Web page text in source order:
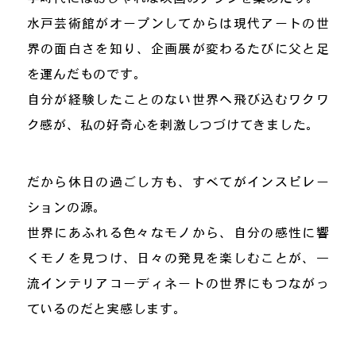
水戸芸術館がオープンしてからは現代アートの世
界の面白さを知り、企画展が変わるたびに父と足
を運んだものです。
自分が経験したことのない世界へ飛び込むワクワ
ク感が、私の好奇心を刺激しつづけてきました。
だから休日の過ごし方も、すべてがインスピレー
ションの源。
世界にあふれる色々なモノから、自分の感性に響
くモノを見つけ、日々の発見を楽しむことが、一
流インテリアコーディネートの世界にもつながっ
ているのだと実感します。